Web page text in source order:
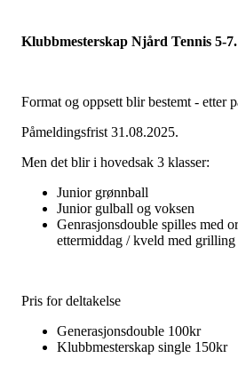
Klubbmesterskap Njård Tennis 5-
Format og oppsett blir bestemt - etter
Påmeldingsfrist 31.08.2025.
Men det blir i hovedsak 3 klasser:
Junior grønnball
Junior gulball og voksen
Genrasjonsdouble spilles med
ettermiddag / kveld med grilling
Pris for deltakelse
Generasjonsdouble 100kr
Klubbmesterskap single 150kr